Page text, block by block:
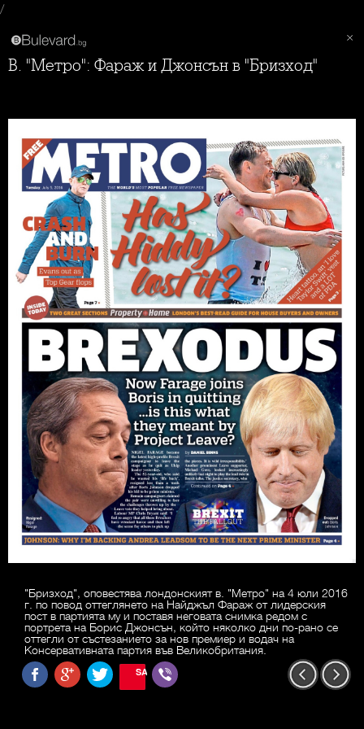
/
В. "Метро": Фараж и Джонсън в "Бризход"
"Бризход", оповестява лондонският в. "Метро" на 4 юли 2016
г. по повод оттеглянето на Найджъл Фараж от лидерския
пост в партията му и поставя неговата снимка редом с
портрета на Борис Джонсън, който няколко дни по-рано се
оттегли от състезанието за нов премиер и водач на
Консервативната партия във Великобритания.
SAVE